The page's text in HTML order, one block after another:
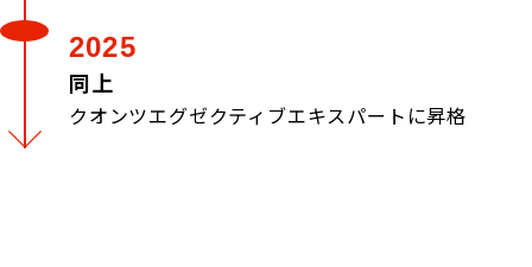
2025
同上
クオンツエグゼクティブエキスパートに昇格